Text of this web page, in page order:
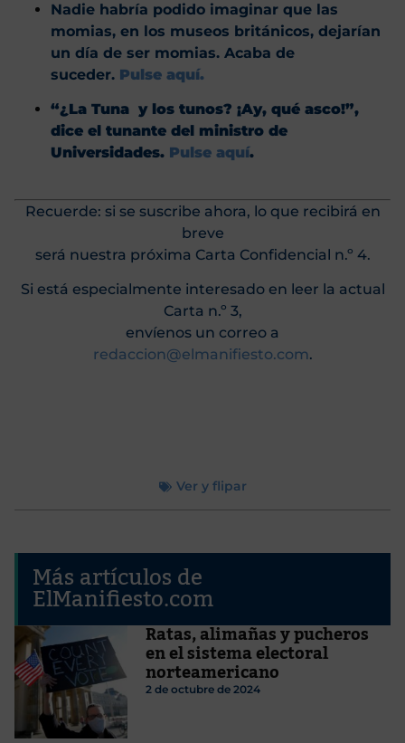
Nadie habría podido imaginar que las
momias, en los museos británicos, dejarían
un día de ser momias. Acaba de
suceder. Pulse aquí.
“¿La Tuna y los tunos? ¡Ay, qué asco!”,
dice el tunante del ministro de
Universidades. Pulse aquí.
Recuerde: si se suscribe ahora, lo que recibirá en
breve
será nuestra próxima Carta Confidencial n.º 4.
Si está especialmente interesado en leer la actual
Carta n.º 3,
envíenos un correo a
redaccion@elmanifiesto.com.
Ver y flipar
Más artículos de
ElManifiesto.com
Ratas, alimañas y pucheros
en el sistema electoral
norteamericano
2 de octubre de 2024